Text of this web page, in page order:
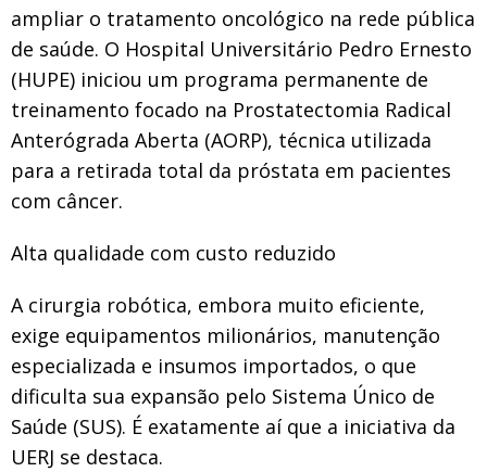
ampliar o tratamento oncológico na rede pública
de saúde. O Hospital Universitário Pedro Ernesto
(HUPE) iniciou um programa permanente de
treinamento focado na Prostatectomia Radical
Anterógrada Aberta (AORP), técnica utilizada
para a retirada total da próstata em pacientes
com câncer.
Alta qualidade com custo reduzido
A cirurgia robótica, embora muito eficiente,
exige equipamentos milionários, manutenção
especializada e insumos importados, o que
dificulta sua expansão pelo Sistema Único de
Saúde (SUS). É exatamente aí que a iniciativa da
UERJ se destaca.